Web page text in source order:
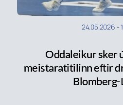
24.05.2026 -
Oddaleikur sker
meistaratitilinn eftir
Blomberg-